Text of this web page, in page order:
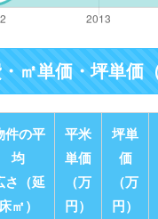
㎡単価・坪単
件の平
均
さ（延
床㎡）
平米
単価
（万
円）
坪単
価
（万
円）